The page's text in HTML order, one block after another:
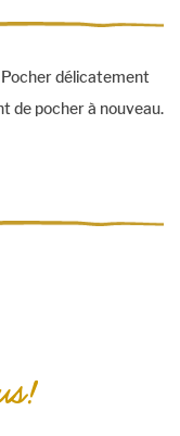
Pocher délicatement
de pocher à nouveau.